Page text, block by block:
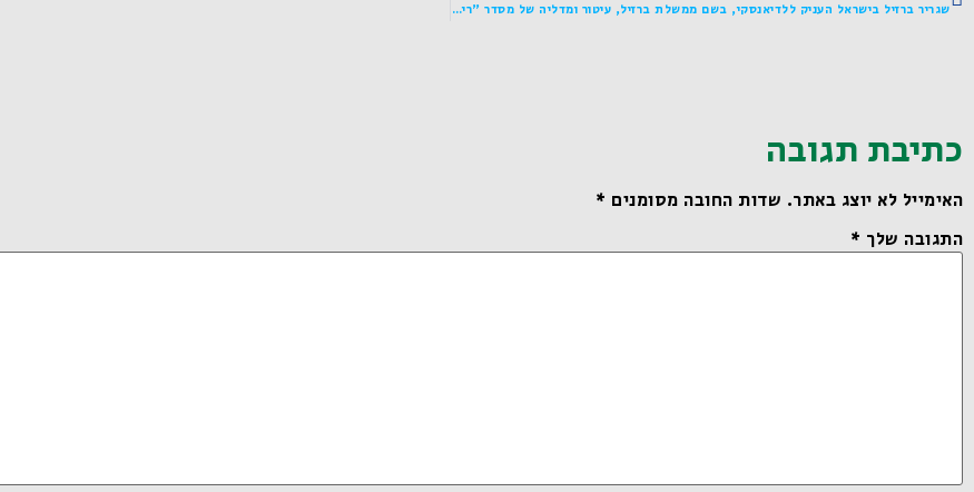
שגריר ברזיל בישראל העניק ללדיאנסקי, בשם ממשלת ברזיל, עיטור ומדליה של מסדר "ריו ברנקו"
כתיבת תגובה
האימייל לא יוצג באתר. שדות החובה מסומנים *
התגובה שלך *